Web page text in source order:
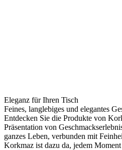
Eleganz für Ihren Tisch
Feines, langlebiges und elegantes
Entdecken Sie die Produkte von
Präsentation von
ganzes Leben, verbunden mit
Korkmaz ist dazu da, jedem